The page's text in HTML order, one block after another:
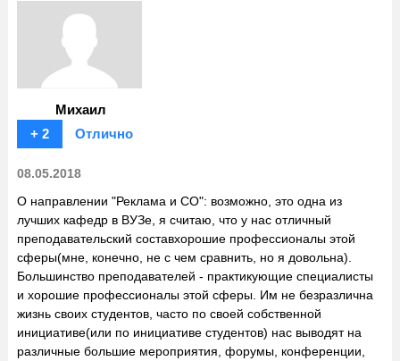
Михаил
+ 2
Отлично
08.05.2018
О направлении "Реклама и СО": возможно, это одна из
лучших кафедр в ВУЗе, я считаю, что у нас отличный
преподавательский составхорошие профессионалы этой
сферы(мне, конечно, не с чем сравнить, но я довольна).
Большинство преподавателей - практикующие специалисты
и хорошие профессионалы этой сферы. Им не безразлична
жизнь своих студентов, часто по своей собственной
инициативе(или по инициативе студентов) нас выводят на
различные большие мероприятия, форумы, конференции,